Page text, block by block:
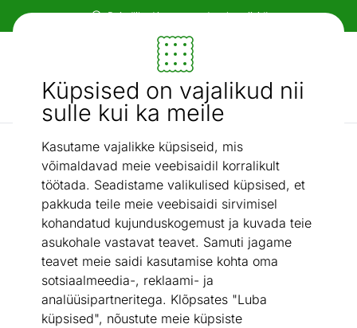
Küpsised on vajalikud nii
sulle kui ka meile
Kasutame vajalikke küpsiseid, mis
võimaldavad meie veebisaidil korralikult
töötada. Seadistame valikulised küpsised, et
pakkuda teile meie veebisaidi sirvimisel
kohandatud kujunduskogemust ja kuvada teie
asukohale vastavat teavet. Samuti jagame
teavet meie saidi kasutamise kohta oma
sotsiaalmeedia-, reklaami- ja
analüüsipartneritega. Klõpsates "Luba
küpsised", nõustute meie küpsiste
Paindlikud ja mugavad makseviisid!
Mööbel ja sisustus - ON24
Otsi...
AI otsing
U-kujulised diivanid / Nurgadiivanvoodi Silva